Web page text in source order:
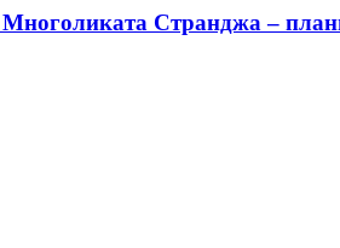
Странджа –